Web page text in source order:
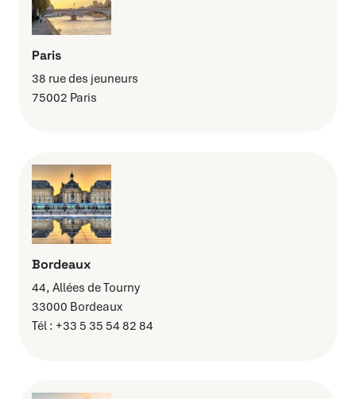
Paris
38 rue des jeuneurs
75002 Paris
Bordeaux
44, Allées de Tourny
33000 Bordeaux
Tél : +33 5 35 54 82 84